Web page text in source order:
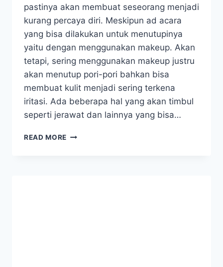
pastinya akan membuat seseorang menjadi
kurang percaya diri. Meskipun ad acara
yang bisa dilakukan untuk menutupinya
yaitu dengan menggunakan makeup. Akan
tetapi, sering menggunakan makeup justru
akan menutup pori-pori bahkan bisa
membuat kulit menjadi sering terkena
iritasi. Ada beberapa hal yang akan timbul
seperti jerawat dan lainnya yang bisa…
READ MORE CARA